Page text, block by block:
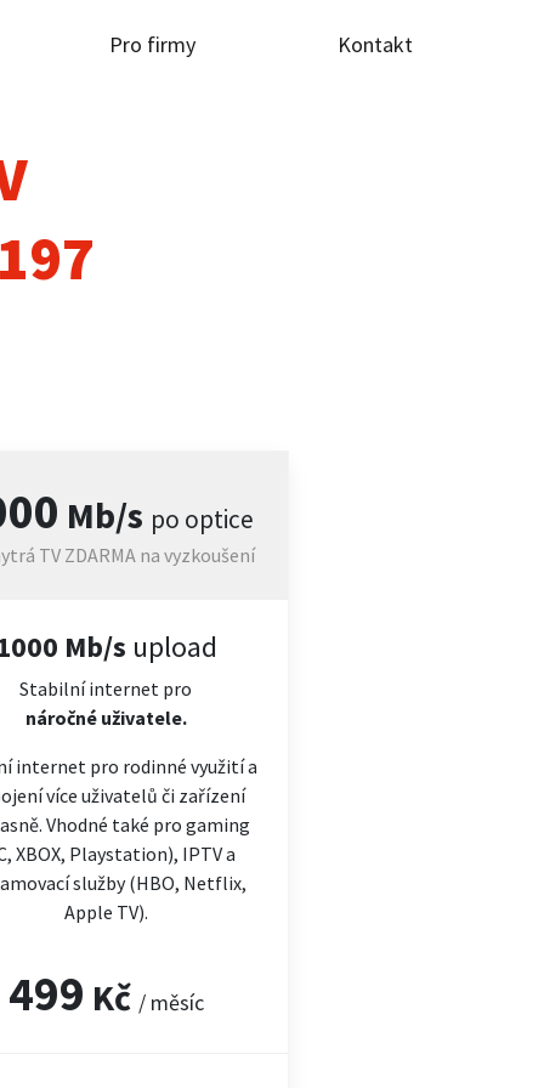
Pro firmy Kontakt
Mb/s po optice
TV ZDARMA na vyzkoušení
Mb/s upload
Stabilní internet pro
náročnéuživatele.
internet pro rodinné využití a
více uživatelů či zařízení
Vhodné také pro gaming
XBOX, Playstation), IPTV a
služby (HBO, Netflix,
Apple TV).
499 Kč / měsíc